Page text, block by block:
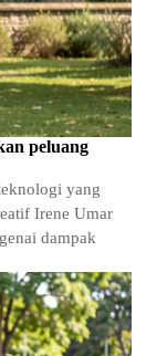
peluang
yang
Irene Umar
dampak